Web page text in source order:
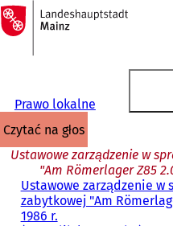
Przejdź do treści
Do
strony
głównej
Prawo lokalne
czytać na głos
Ustawowe zarządzenie w
"Am Römerlager Z85
Ustawowe zarządzenie w
zabytkowej "Am
1986 r.